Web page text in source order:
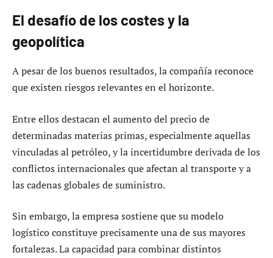
El desafío de los costes y la
geopolítica
A pesar de los buenos resultados, la compañía reconoce
que existen riesgos relevantes en el horizonte.
Entre ellos destacan el aumento del precio de
determinadas materias primas, especialmente aquellas
vinculadas al petróleo, y la incertidumbre derivada de los
conflictos internacionales que afectan al transporte y a
las cadenas globales de suministro.
Sin embargo, la empresa sostiene que su modelo
logístico constituye precisamente una de sus mayores
fortalezas. La capacidad para combinar distintos